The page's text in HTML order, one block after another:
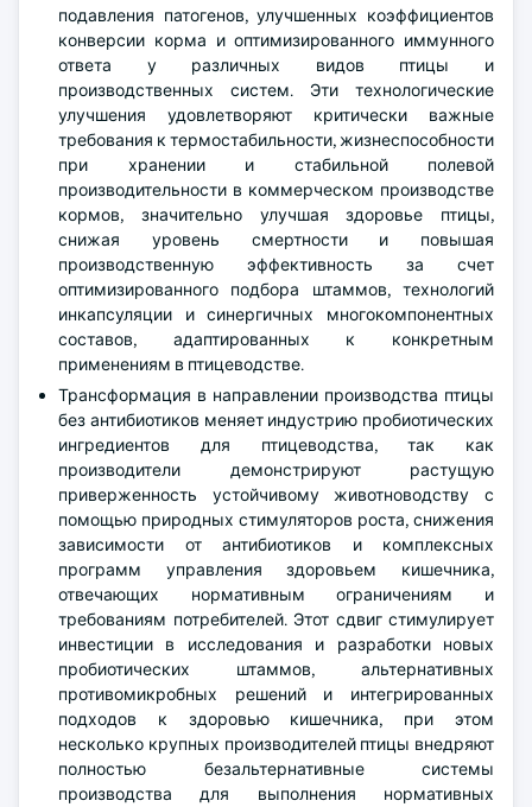
подавления патогенов, улучшенных коэффициентов
конверсии корма и оптимизированного иммунного
ответа у различных видов птицы и
производственных систем. Эти технологические
улучшения удовлетворяют критически важные
требования к термостабильности, жизнеспособности
при хранении и стабильной полевой
производительности в коммерческом производстве
кормов, значительно улучшая здоровье птицы,
снижая уровень смертности и повышая
производственную эффективность за счет
оптимизированного подбора штаммов, технологий
инкапсуляции и синергичных многокомпонентных
составов, адаптированных к конкретным
применениям в птицеводстве.
Трансформация в направлении производства птицы
без антибиотиков меняет индустрию пробиотических
ингредиентов для птицеводства, так как
производители демонстрируют растущую
приверженность устойчивому животноводству с
помощью природных стимуляторов роста, снижения
зависимости от антибиотиков и комплексных
программ управления здоровьем кишечника,
отвечающих нормативным ограничениям и
требованиям потребителей. Этот сдвиг стимулирует
инвестиции в исследования и разработки новых
пробиотических штаммов, альтернативных
противомикробных решений и интегрированных
подходов к здоровью кишечника, при этом
несколько крупных производителей птицы внедряют
полностью безальтернативные системы
производства для выполнения нормативных